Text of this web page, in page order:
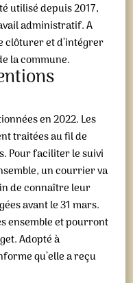
utilisé depuis 2017,
administratif. A
clôturer et d’intégrer
la commune.
en 2022. Les
traitées au fil de
Pour faciliter le suivi
un courrier va
de connaître leur
avant le 31 mars.
ensemble et pourront
Adopté à
qu’elle a reçu